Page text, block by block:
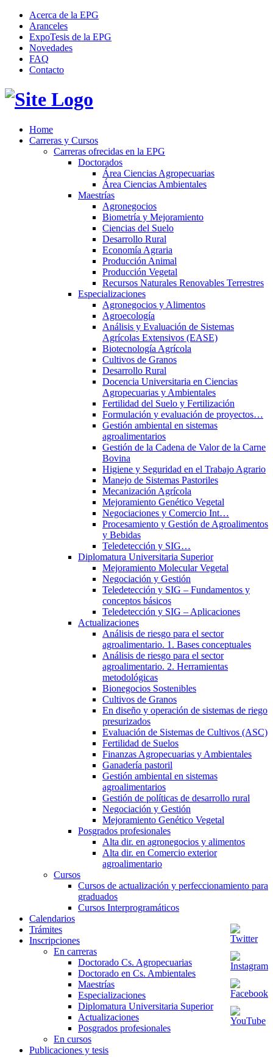
Acerca de la EPG
Aranceles
ExpoTesis de la EPG
Novedades
FAQ
Contacto
Home
Carreras y Cursos
Carreras ofrecidas en la EPG
Doctorados
Área Ciencias Agropecuarias
Área Ciencias Ambientales
Maestrías
Agronegocios
Biometría y Mejoramiento
Ciencias del Suelo
Desarrollo Rural
Economía Agraria
Producción Animal
Producción Vegetal
Recursos Naturales Renovables Terrestres
Especializaciones
Agronegocios y Alimentos
Agroecología
Análisis y Evaluación de Sistemas
Agrícolas Extensivos (EASE)
Biotecnología Agrícola
Cultivos de Granos
Desarrollo Rural
Docencia Universitaria en Ciencias
Agropecuarias y Ambientales
Fertilidad del Suelo y Fertilización
Formulación y evaluación de proyectos…
Gestión ambiental en sistemas
agroalimentarios
Gestión de la Cadena de Valor de la Carne
Bovina
Higiene y Seguridad en el Trabajo Agrario
Manejo de Sistemas Pastoriles
Mecanización Agrícola
Mejoramiento Genético Vegetal
Negociaciones y Comercio Int…
Procesamiento y Gestión de Agroalimentos
y Bebidas
Teledetección y SIG…
Diplomatura Universitaria Superior
Mejoramiento Molecular Vegetal
Negociación y Gestión
Teledetección y SIG – Fundamentos y
conceptos básicos
Teledetección y SIG – Aplicaciones
Actualizaciones
Análisis de riesgo para el sector
agroalimentario. 1. Bases conceptuales
Análisis de riesgo para el sector
agroalimentario. 2. Herramientas
metodológicas
Bionegocios Sostenibles
Cultivos de Granos
En diseño y operación de sistemas de riego
presurizados
Evaluación de Sistemas de Cultivos (ASC)
Fertilidad de Suelos
Finanzas Agropecuarias y Ambientales
Ganadería pastoril
Gestión ambiental en sistemas
agroalimentarios
Gestión de políticas de desarrollo rural
Negociación y Gestión
Mejoramiento Genético Vegetal
Posgrados profesionales
Alta dir. en agronegocios y alimentos
Alta dir. en Comercio exterior
agroalimentario
Cursos
Cursos de actualización y perfeccionamiento para
graduados
Cursos Interprogramáticos
Calendarios
Trámites
Inscripciones
En carreras
Doctorado Cs. Agropecuarias
Doctorado en Cs. Ambientales
Maestrías
Especializaciones
Diplomatura Universitaria Superior
Actualizaciones
Posgrados profesionales
En cursos
Publicaciones y tesis